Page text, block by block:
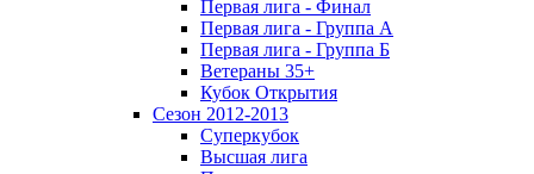
Первая лига - Финал
Первая лига - Группа А
Первая лига - Группа Б
Ветераны 35+
Кубок Открытия
Сезон 2012-2013
Суперкубок
Высшая лига